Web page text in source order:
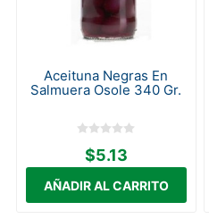
Aceituna Negras En
Salmuera Osole 340 Gr.
$5.13